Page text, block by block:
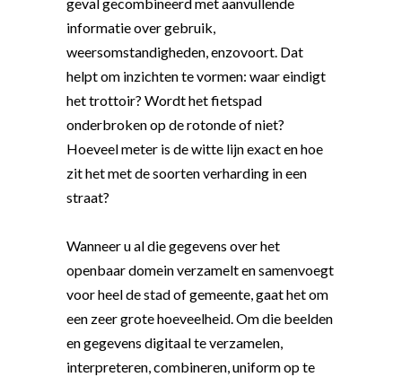
geval gecombineerd met aanvullende
informatie over gebruik,
weersomstandigheden, enzovoort. Dat
helpt om inzichten te vormen: waar eindigt
het trottoir? Wordt het fietspad
onderbroken op de rotonde of niet?
Hoeveel meter is de witte lijn exact en hoe
zit het met de soorten verharding in een
straat?
Wanneer u al die gegevens over het
openbaar domein verzamelt en samenvoegt
voor heel de stad of gemeente, gaat het om
een zeer grote hoeveelheid. Om die beelden
en gegevens digitaal te verzamelen,
interpreteren, combineren, uniform op te